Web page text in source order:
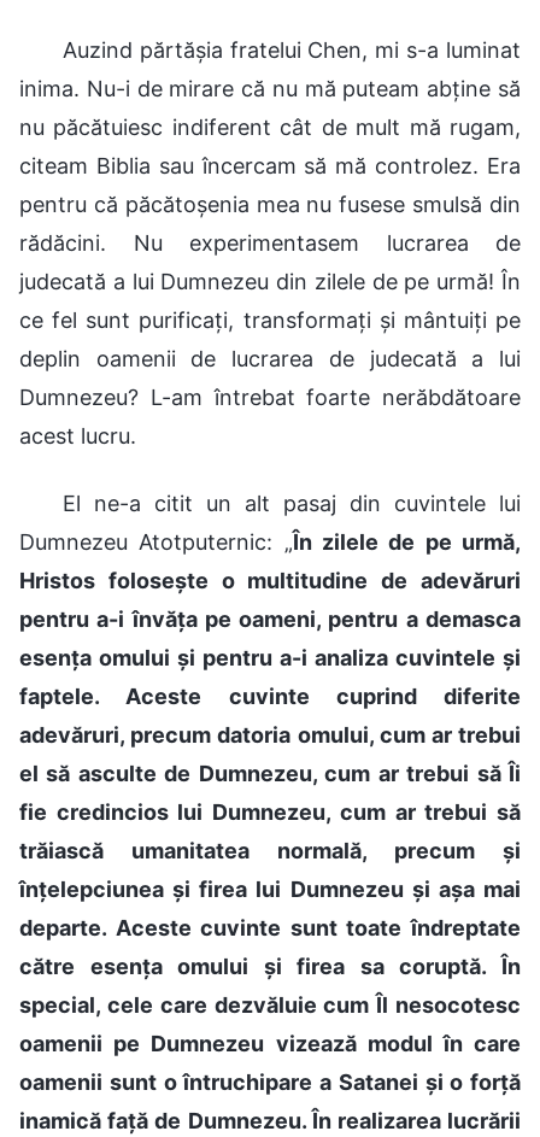
Auzind părtășia fratelui Chen, mi s-a luminat
inima. Nu-i de mirare că nu mă puteam abține să
nu păcătuiesc indiferent cât de mult mă rugam,
citeam Biblia sau încercam să mă controlez. Era
pentru că păcătoșenia mea nu fusese smulsă din
rădăcini. Nu experimentasem lucrarea de
judecată a lui Dumnezeu din zilele de pe urmă! În
ce fel sunt purificați, transformați și mântuiți pe
deplin oamenii de lucrarea de judecată a lui
Dumnezeu? L-am întrebat foarte nerăbdătoare
acest lucru.
El ne-a citit un alt pasaj din cuvintele lui
Dumnezeu Atotputernic: „În zilele de pe urmă,
Hristos folosește o multitudine de adevăruri
pentru a-i învăța pe oameni, pentru a demasca
esența omului și pentru a-i analiza cuvintele și
faptele. Aceste cuvinte cuprind diferite
adevăruri, precum datoria omului, cum ar trebui
el să asculte de Dumnezeu, cum ar trebui să Îi
fie credincios lui Dumnezeu, cum ar trebui să
trăiască umanitatea normală, precum și
înțelepciunea și firea lui Dumnezeu și așa mai
departe. Aceste cuvinte sunt toate îndreptate
către esența omului și firea sa coruptă. În
special, cele care dezvăluie cum Îl nesocotesc
oamenii pe Dumnezeu vizează modul în care
oamenii sunt o întruchipare a Satanei și o forță
inamică față de Dumnezeu. În realizarea lucrării